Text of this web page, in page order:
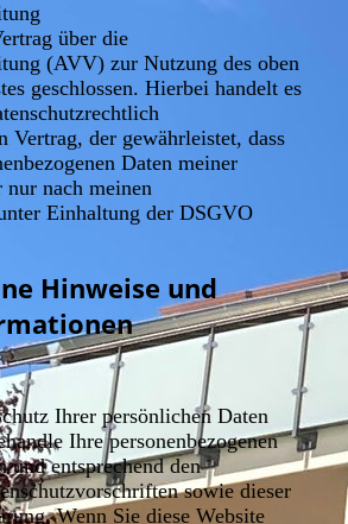
über die
(AVV) zur Nutzung des oben
geschlossen. Hierbei handelt es
Vertrag, der gewährleistet, dass
Daten meiner
nur nach meinen
Einhaltung der DSGVO
Hinweise und
Ihrer persönlichen Daten
Ihre personenbezogenen
und entsprechend den
sowie dieser
Wenn Sie diese Website